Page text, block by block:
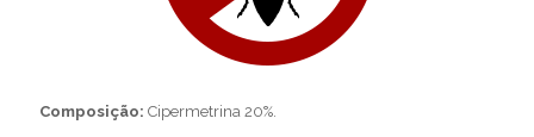
Composição: Cipermetrina 20%.